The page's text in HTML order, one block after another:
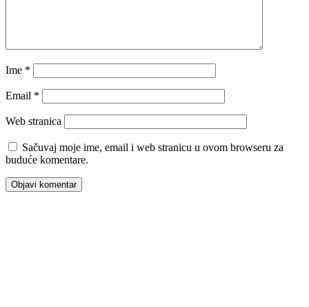
Ime *
Email *
Web stranica
Sačuvaj moje ime, email i web stranicu u ovom browseru za
buduće komentare.